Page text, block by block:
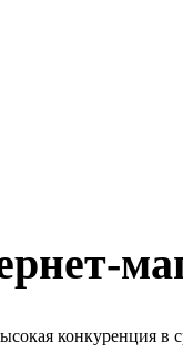
конкуренция в